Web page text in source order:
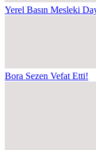
Yerel Basın Mesleki
Bora Sezen Vefat Etti!